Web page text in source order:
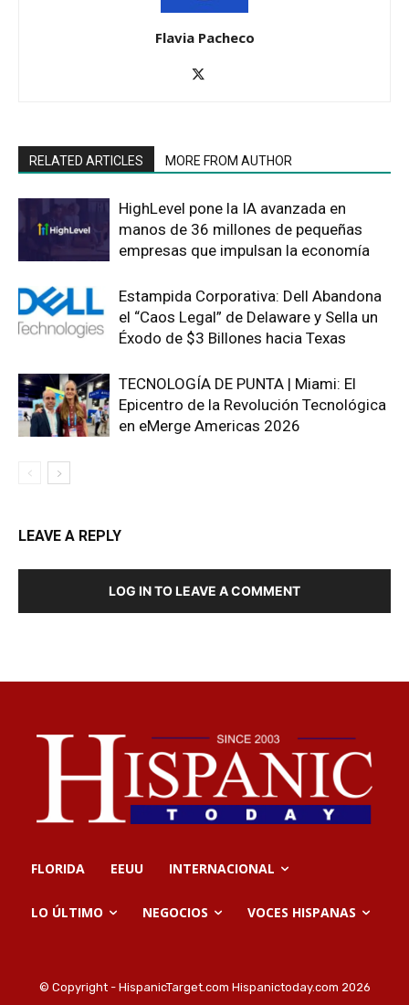
Flavia Pacheco
RELATED ARTICLES MORE FROM AUTHOR
HighLevel pone la IA avanzada en
manos de 36 millones de pequeñas
empresas que impulsan la economía
Estampida Corporativa: Dell Abandona
el “Caos Legal” de Delaware y Sella un
Éxodo de $3 Billones hacia Texas
TECNOLOGÍA DE PUNTA | Miami: El
Epicentro de la Revolución Tecnológica
en eMerge Americas 2026
LEAVE A REPLY
LOG IN TO LEAVE A COMMENT
FLORIDA EEUU INTERNACIONAL
LO ÚLTIMO NEGOCIOS VOCES HISPANAS
© Copyright - HispanicTarget.com Hispanictoday.com 2026